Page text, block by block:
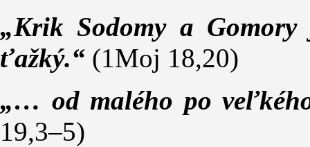
„Krik Sodomy a
ťažký.“ (1Moj 18,20)
„… od malého po
19,3–5)